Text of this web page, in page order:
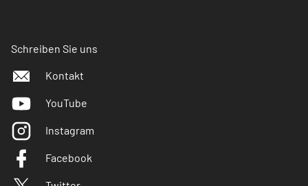
Schreiben Sie uns
Kontakt
YouTube
Instagram
Facebook